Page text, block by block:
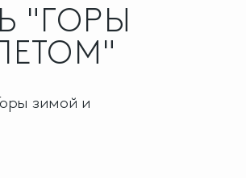
"ГОРЫ
зимой и